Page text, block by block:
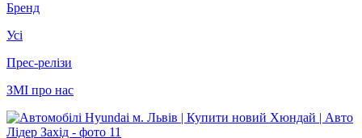
Бренд
Усі
Прес-релізи
ЗМІ про нас